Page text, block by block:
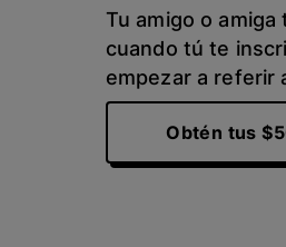
Tu amigo o
cuando tú te
empezar a referir
Obtén tus